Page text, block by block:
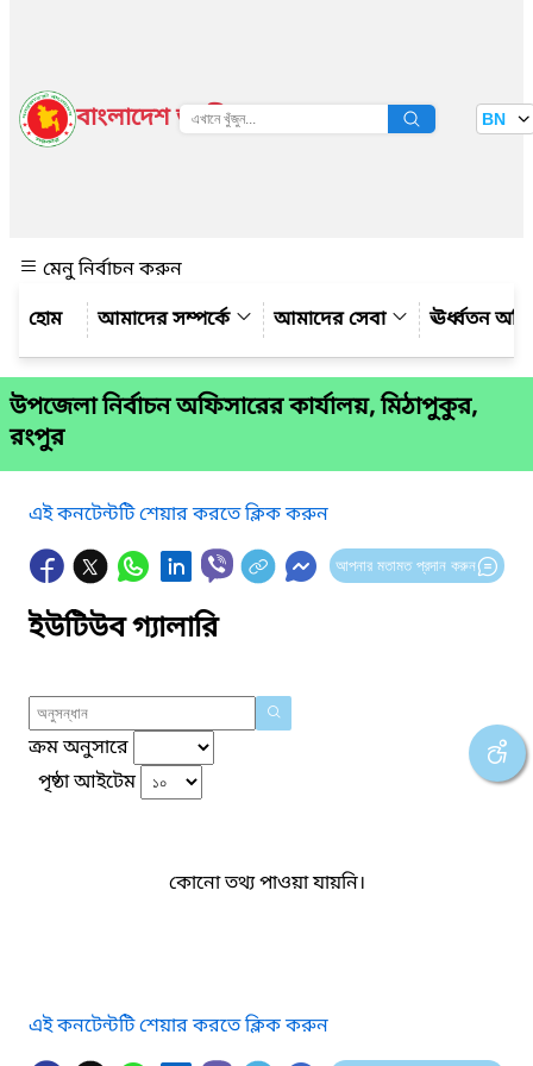
বাংলাদেশ জাতীয় তথ্য বাতায়ন BN
মেনু নির্বাচন করুন
আমাদের সম্পর্কে
আমাদের সেবা ঊর্ধ্বতন
উপজেলা নির্বাচন অফিসারের কার্যালয়, মিঠাপুকুর,
রংপুর
এই কনটেন্টটি শেয়ার করতে ক্লিক করুন
আপনার মতামত প্রদান করুন
ইউটিউব গ্যালারি
ক্রম অনুসারে
পৃষ্ঠা আইটেম
কোনো তথ্য পাওয়া যায়নি।
এই কনটেন্টটি শেয়ার করতে ক্লিক করুন